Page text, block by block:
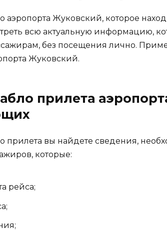
аэропорта Жуковский, которое
всю актуальную информацию,
без посещения лично.
Жуковский.
прилета
прилета вы найдете сведения,
которые:
рейса;